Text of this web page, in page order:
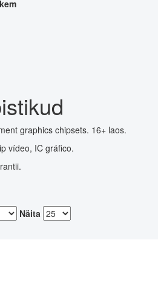
graphics chipsets. 16+ laos.
vídeo, IC gráfico.
Näita